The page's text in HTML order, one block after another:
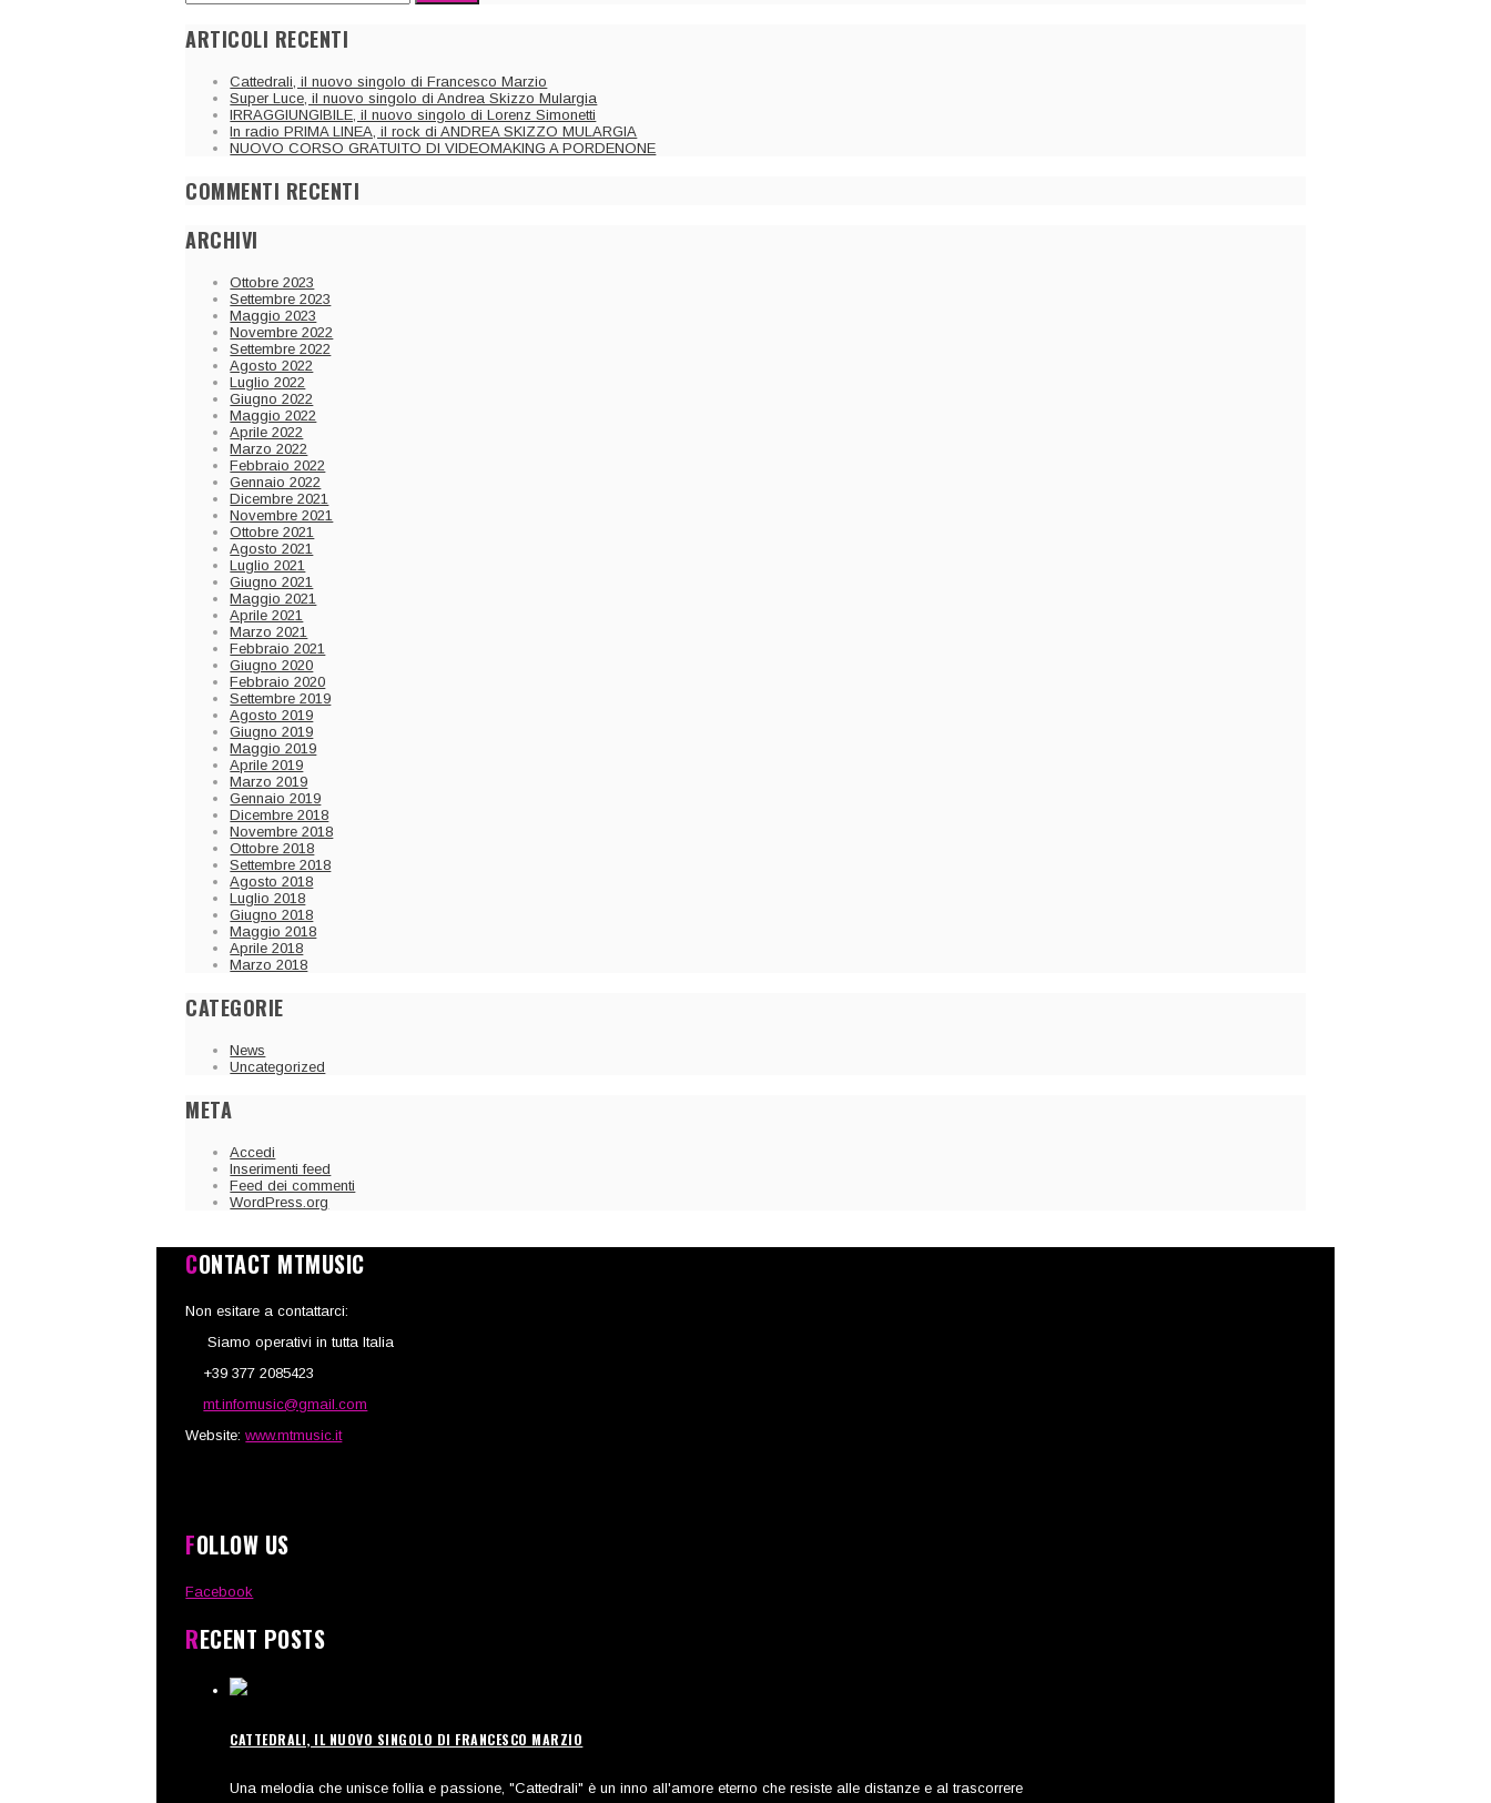
ARTICOLI RECENTI
Cattedrali, il nuovo singolo di Francesco Marzio
Super Luce, il nuovo singolo di Andrea Skizzo Mulargia
IRRAGGIUNGIBILE, il nuovo singolo di Lorenz Simonetti
In radio PRIMA LINEA, il rock di ANDREA SKIZZO MULARGIA
NUOVO CORSO GRATUITO DI VIDEOMAKING A PORDENONE
COMMENTI RECENTI
ARCHIVI
Ottobre 2023
Settembre 2023
Maggio 2023
Novembre 2022
Settembre 2022
Agosto 2022
Luglio 2022
Giugno 2022
Maggio 2022
Aprile 2022
Marzo 2022
Febbraio 2022
Gennaio 2022
Dicembre 2021
Novembre 2021
Ottobre 2021
Agosto 2021
Luglio 2021
Giugno 2021
Maggio 2021
Aprile 2021
Marzo 2021
Febbraio 2021
Giugno 2020
Febbraio 2020
Settembre 2019
Agosto 2019
Giugno 2019
Maggio 2019
Aprile 2019
Marzo 2019
Gennaio 2019
Dicembre 2018
Novembre 2018
Ottobre 2018
Settembre 2018
Agosto 2018
Luglio 2018
Giugno 2018
Maggio 2018
Aprile 2018
Marzo 2018
CATEGORIE
News
Uncategorized
META
Accedi
Inserimenti feed
Feed dei commenti
WordPress.org
CONTACT MTMUSIC
Non esitare a contattarci:
Siamo operativi in tutta Italia
+39 377 2085423
mt.infomusic@gmail.com
Website:www.mtmusic.it
FOLLOW US
Facebook
RECENT POSTS
CATTEDRALI, IL NUOVO SINGOLO DI FRANCESCO MARZIO
Una melodia che unisce follia e passione, "Cattedrali" è un inno all'amore eterno che resiste alle distanze e al trascorrere